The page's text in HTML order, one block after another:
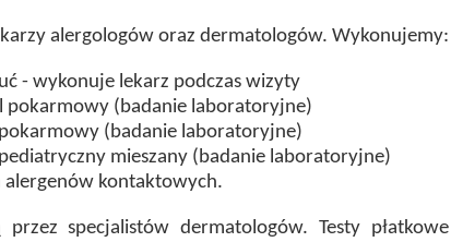
alergologów oraz dermatologów. Wykonujemy:
- wykonuje lekarz podczas wizyty
pokarmowy (badanie laboratoryjne)
(badanie laboratoryjne)
mieszany (badanie laboratoryjne)
alergenów kontaktowych.
przez specjalistów dermatologów. Testy